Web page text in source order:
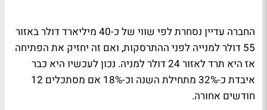
החברה עדיין נסחרת לפי שווי של כ-40 מיליארד דולר באזור
55 דולר למנייה לפני ההתרסקות, ואם זה יחזיק את הפתיחה
אז היא תרד לאזור 24 דולר למניה. נכון לעכשיו היא כבר
איבדת כ-32% מתחילת השנה וכ-18% אם מסתכלים 12
חודשים אחורה.